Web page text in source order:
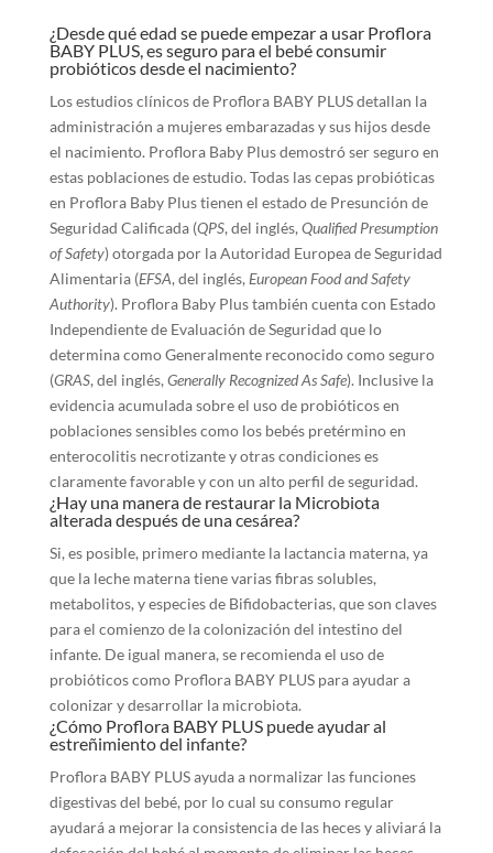
¿Desde qué edad se puede empezar a usar Proflora
BABY PLUS, es seguro para el bebé consumir
probióticos desde el nacimiento?
Los estudios clínicos de Proflora BABY PLUS detallan la
administración a mujeres embarazadas y sus hijos desde
el nacimiento. Proflora Baby Plus demostró ser seguro en
estas poblaciones de estudio. Todas las cepas probióticas
en Proflora Baby Plus tienen el estado de Presunción de
Seguridad Calificada (QPS, del inglés, Qualified Presumption
of Safety) otorgada por la Autoridad Europea de Seguridad
Alimentaria (EFSA, del inglés, European Food and Safety
Authority). Proflora Baby Plus también cuenta con Estado
Independiente de Evaluación de Seguridad que lo
determina como Generalmente reconocido como seguro
(GRAS, del inglés, Generally Recognized As Safe). Inclusive la
evidencia acumulada sobre el uso de probióticos en
poblaciones sensibles como los bebés pretérmino en
enterocolitis necrotizante y otras condiciones es
claramente favorable y con un alto perfil de seguridad.
¿Hay una manera de restaurar la Microbiota
alterada después de una cesárea?
Si, es posible, primero mediante la lactancia materna, ya
que la leche materna tiene varias fibras solubles,
metabolitos, y especies de Bifidobacterias, que son claves
para el comienzo de la colonización del intestino del
infante. De igual manera, se recomienda el uso de
probióticos como Proflora BABY PLUS para ayudar a
colonizar y desarrollar la microbiota.
¿Cómo Proflora BABY PLUS puede ayudar al
estreñimiento del infante?
Proflora BABY PLUS ayuda a normalizar las funciones
digestivas del bebé, por lo cual su consumo regular
ayudará a mejorar la consistencia de las heces y aliviará la